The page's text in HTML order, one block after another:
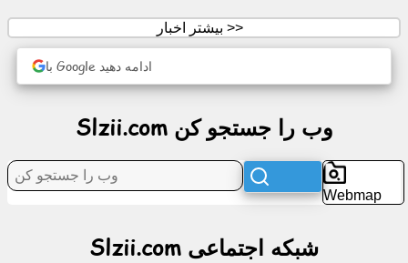
دستور
جلسه
شبکه
بیشتر اخبار >>
با Google ادامه دهید
Slzii.com وب را جستجو کن
Webmap
Slzii.com شبکه اجتماعی